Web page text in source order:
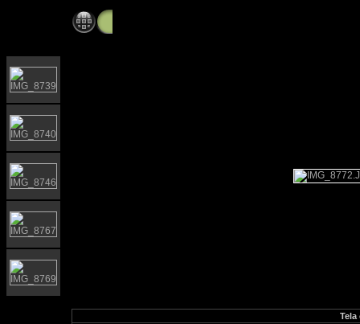
Tela